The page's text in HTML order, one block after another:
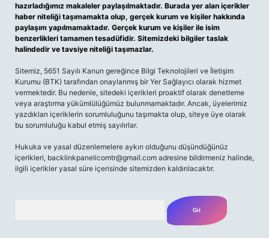
hazırladığımız makaleler paylaşılmaktadır. Burada yer alan içerikler
haber niteliği taşımamakta olup, gerçek kurum ve kişiler hakkında
paylaşım yapılmamaktadır. Gerçek kurum ve kişiler ile isim
benzerlikleri tamamen tesadüfidir. Sitemizdeki bilgiler taslak
halindedir ve tavsiye niteliği taşımazlar.
Sitemiz, 5651 Sayılı Kanun gereğince Bilgi Teknolojileri ve İletişim
Kurumu (BTK) tarafından onaylanmış bir Yer Sağlayıcı olarak hizmet
vermektedir. Bu nedenle, sitedeki içerikleri proaktif olarak denetleme
veya araştırma yükümlülüğümüz bulunmamaktadır. Ancak, üyelerimiz
yazdıkları içeriklerin sorumluluğunu taşımakta olup, siteye üye olarak
bu sorumluluğu kabul etmiş sayılırlar.
Hukuka ve yasal düzenlemelere aykırı olduğunu düşündüğünüz
içerikleri, backlinkpanelicomtr@gmail.com adresine bildirmeniz halinde,
ilgili içerikler yasal süre içerisinde sitemizden kaldırılacaktır.